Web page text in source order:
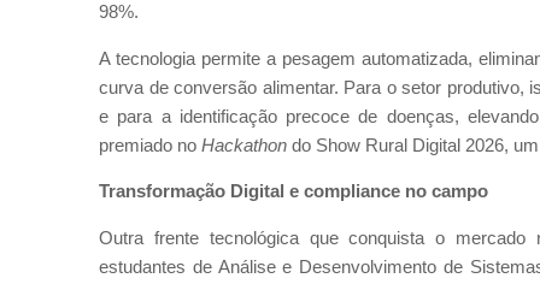
98%.
A tecnologia permite a pesagem automatizada,
curva de conversão alimentar. Para o setor produtivo,
e para a identificação precoce de doenças,
premiado no Hackathon do Show Rural Digital 2026,
Transformação Digital e compliance no campo
Outra frente tecnológica que conquista o mercado
estudantes de Análise e Desenvolvimento de